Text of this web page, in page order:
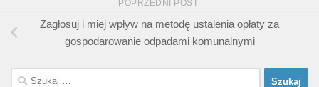
POPRZEDNI POST
Zagłosuj i miej wpływ na metodę ustalenia opłaty za
gospodarowanie odpadami komunalnymi
Szukaj: